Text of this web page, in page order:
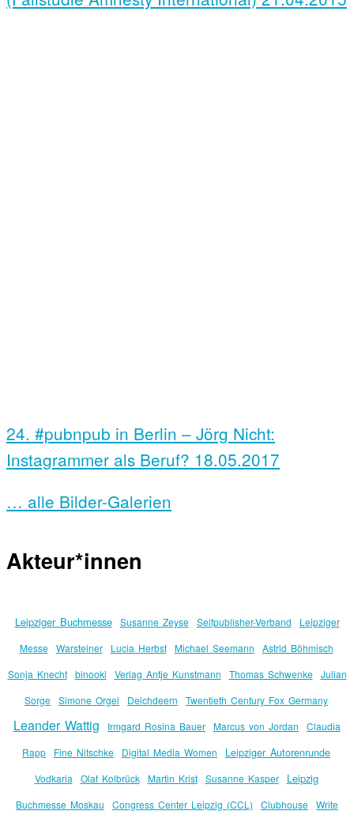
24. #pubnpub in Berlin – Jörg Nicht:
Instagrammer als Beruf? 18.05.2017
… alle Bilder-Galerien
Akteur*innen
Leipziger Buchmesse Susanne Zeyse Selfpublisher-Verband
Leipziger
Messe
Warsteiner Lucia Herbst Michael Seemann
Astrid Böhmisch
Sonja Knecht
binooki Verlag Antje Kunstmann Thomas Schwenke
Julian
Sorge Simone Orgel Deichdeern Twentieth Century Fox Germany
Leander Wattig Irmgard Rosina Bauer Marcus von Jordan
Claudia
Rapp
Fine Nitschke Digital Media Women Leipziger Autorenrunde
Vodkaria Olaf Kolbrück Martin Krist Susanne Kasper Leipzig
Buchmesse Moskau Congress Center Leipzig (CCL) Clubhouse Write